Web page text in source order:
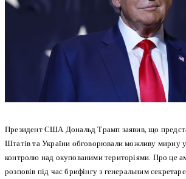
Президент США Дональд Трамп заявив, що
Штатів та України обговорювали можливу мирну
контролю над окупованими територіями. Про це
розповів під час брифінгу з генеральним